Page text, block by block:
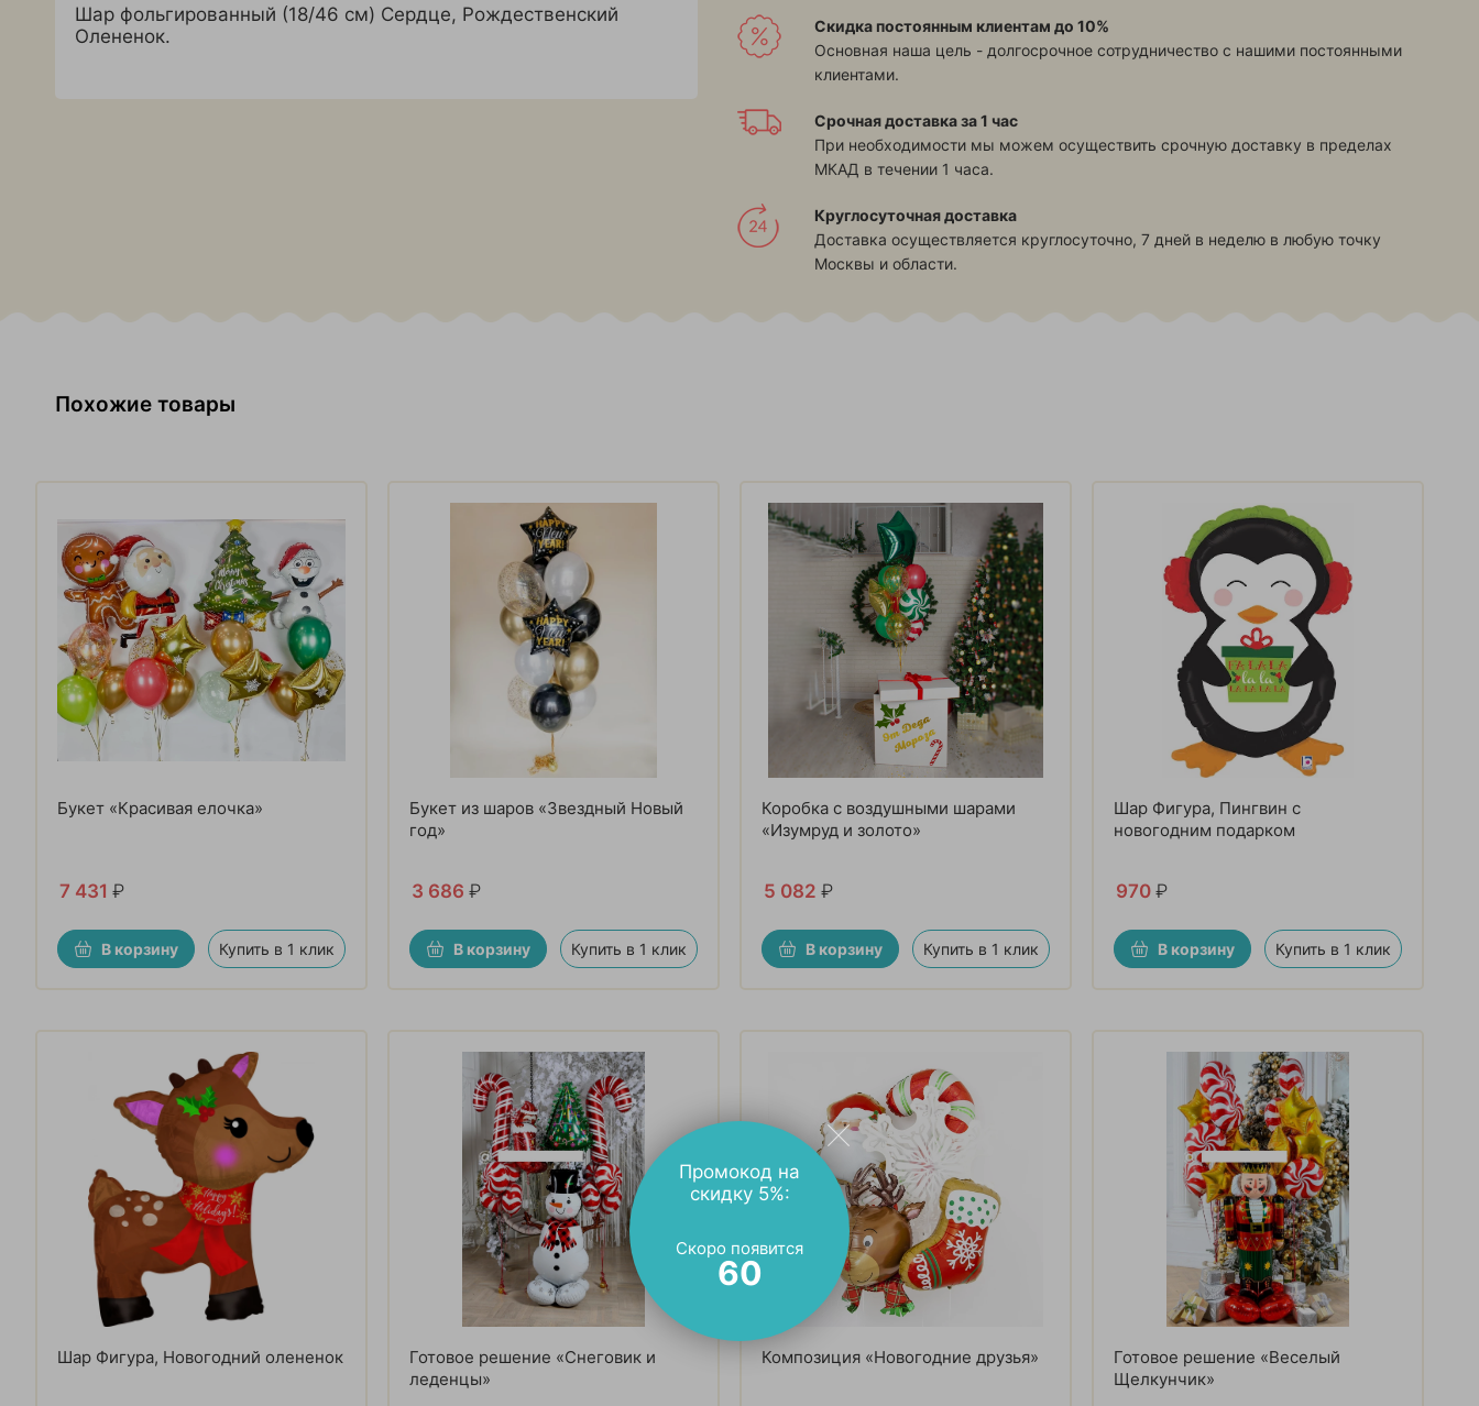
Шар фольгированный (18/46 см) Сердце, Рождественский
Олененок.
Скидка постоянным клиентам до 10%
Основная наша цель - долгосрочное сотрудничество с нашими постоянными
клиентами.
Срочная доставка за 1 час
При необходимости мы можем осуществить срочную доставку в пределах
МКАД в течении 1 часа.
Круглосуточная доставка
Доставка осуществляется круглосуточно, 7 дней в неделю в любую точку
Москвы и области.
Похожие товары
Букет «Красивая елочка»
7 431 ₽
В корзину Купить в 1 клик
Букет из шаров «Звездный Новый
год»
3 686 ₽
В корзину Купить в 1 клик
Коробка с воздушными шарами
«Изумруд и золото»
5 082 ₽
В корзину Купить в 1 клик
Шар Фигура, Пингвин с
новогодним подарком
970 ₽
В корзину Купить в 1 клик
Шар Фигура, Новогодний олененок
Готовое решение «Снеговик и
леденцы»
Композиция «Новогодние друзья»
Готовое решение «Веселый
Щелкунчик»
Промокод на
скидку 5%:
Скоро появится
59